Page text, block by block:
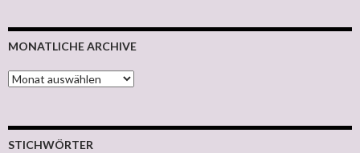
MONATLICHE ARCHIVE
MONATLICHE ARCHIVE
STICHWÖRTER